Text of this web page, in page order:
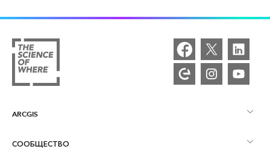
ARCGIS
Обзор ArcGIS
СООБЩЕСТВО